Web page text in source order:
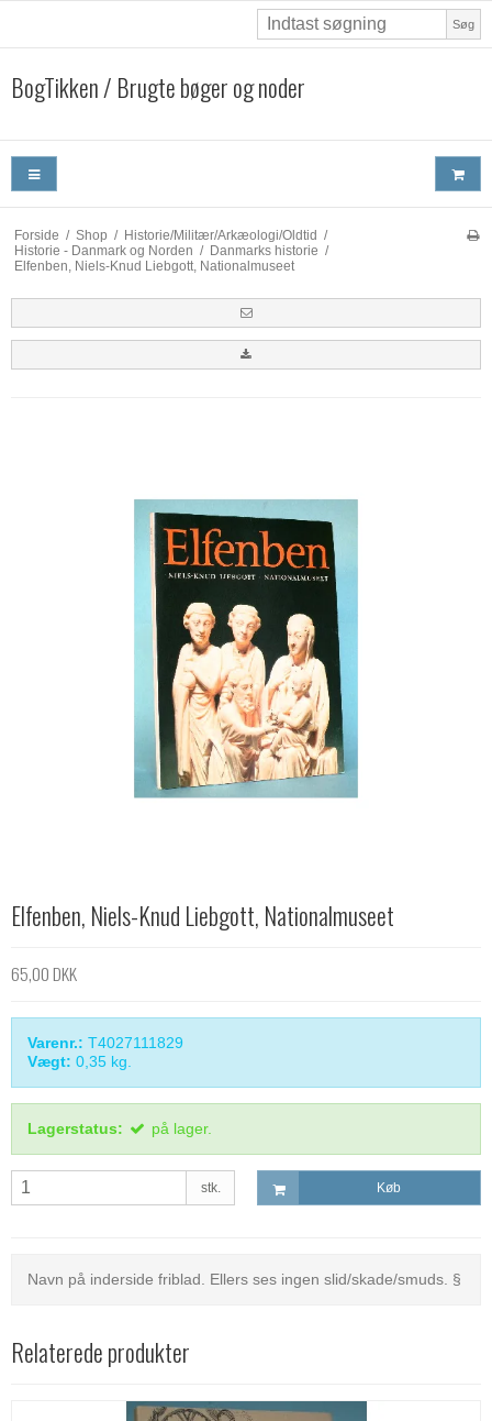
Søg
BogTikken / Brugte bøger og noder
Forside / Shop / Historie/Militær/Arkæologi/Oldtid /
Historie - Danmark og Norden / Danmarks historie /
Elfenben, Niels-Knud Liebgott, Nationalmuseet
Elfenben, Niels-Knud Liebgott, Nationalmuseet
65,00 DKK
Varenr.: T4027111829
Vægt: 0,35 kg.
Lagerstatus: på lager.
stk. Køb
Navn på inderside friblad. Ellers ses ingen slid/skade/smuds. §
Relaterede produkter